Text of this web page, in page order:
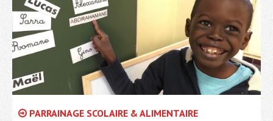
PARRAINAGE SCOLAIRE & ALIMENTAIRE